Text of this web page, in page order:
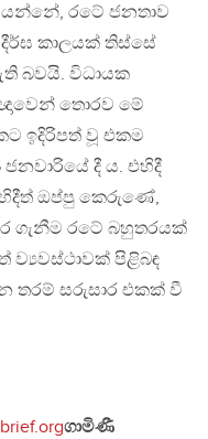
රටේ ජනතාව
කාලයක් තිස්සේ
බවයි. විධායක
තොරව මේ
ඉදිරිපත් වූ එකම
ජනවාරියේ දී ය. එහිදී
ඔප්පු කෙරුණේ,
ගැනීම රටේ බහුතරයක්
ව්‍යවස්ථාවක් පිළිබඳ
තරම් සරුසාර එකක් වී
ගාමිණී